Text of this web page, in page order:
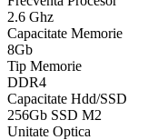
2.6 Ghz
Capacitate Memorie
8Gb
Tip Memorie
DDR4
Capacitate Hdd/SSD
256Gb SSD M2
Unitate Optica